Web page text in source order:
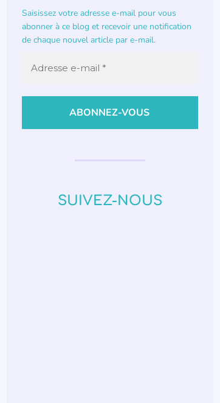
Saisissez votre adresse e-mail pour vous
abonner à ce blog et recevoir une notification
de chaque nouvel article par e-mail.
SUIVEZ-NOUS